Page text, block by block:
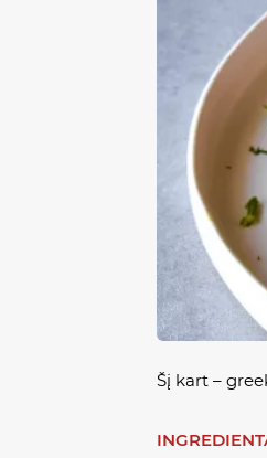
Šį kart –